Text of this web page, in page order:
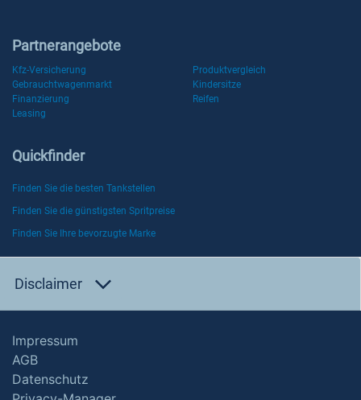
Partnerangebote
Kfz-Versicherung
Produktvergleich
Gebrauchtwagenmarkt
Kindersitze
Finanzierung
Reifen
Leasing
Quickfinder
Finden Sie die besten Tankstellen
Finden Sie die günstigsten Spritpreise
Finden Sie Ihre bevorzugte Marke
Disclaimer
Impressum
AGB
Datenschutz